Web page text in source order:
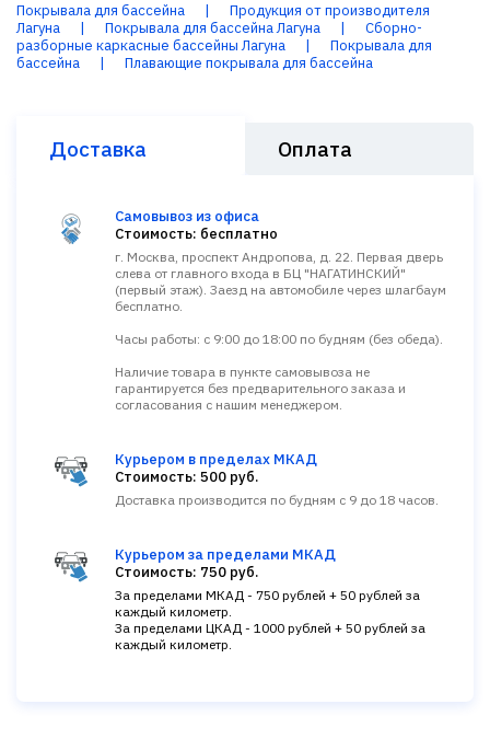
Покрывала для бассейна |
Продукция от производителя
Лагуна
| Покрывала для бассейна Лагуна |
Сборно-
разборные каркасные бассейны Лагуна
|
Покрывала для
бассейна
| Плавающие покрывала для бассейна
Доставка Оплата
Самовывоз из офиса
Стоимость: бесплатно
г. Москва, проспект Андропова, д. 22. Первая дверь
слева от главного входа в БЦ "НАГАТИНСКИЙ"
(первый этаж). Заезд на автомобиле через шлагбаум
бесплатно.
Часы работы: с 9:00 до 18:00 по будням (без обеда).
Наличие товара в пункте самовывоза не
гарантируется без предварительного заказа и
согласования с нашим менеджером.
Курьером в пределах МКАД
Стоимость: 500 руб.
Доставка производится по будням с 9 до 18 часов.
Курьером за пределами МКАД
Стоимость: 750 руб.
За пределами МКАД - 750 рублей + 50 рублей за
каждый километр.
За пределами ЦКАД - 1000 рублей + 50 рублей за
каждый километр.